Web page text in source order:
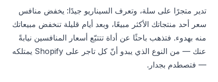
تدير متجرًا على سلة، وتعرف السيناريو جيدًا: يخفض منافس
سعر أحد منتجاتك الأكثر مبيعًا، وبعد أيام قليلة تنخفض مبيعاتك
منه بهدوء. فتذهب باحثًا عن أداة تتتبّع أسعار المنافسين نيابةً
عنك — من النوع الذي يبدو أنّ كل تاجر على Shopify يمتلكه
— فتصطدم بجدار.